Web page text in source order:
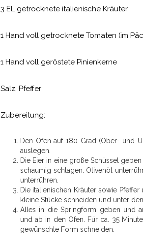
3 EL getrocknete italienische Kräuter
1 Hand voll getrocknete Tomaten (im
1 Hand voll geröstete Pinienkerne
Salz, Pfeffer
Zubereitung:
Den Ofen auf 180 Grad (Ober- und
auslegen.
Die Eier in eine große Schüssel
schaumig schlagen. Olivenöl
unterrühren.
Die italienischen Kräuter sowie
kleine Stücke schneiden und unter
Alles in die Springform geben und
und ab in den Ofen. Für ca. 35
gewünschte Form schneiden.